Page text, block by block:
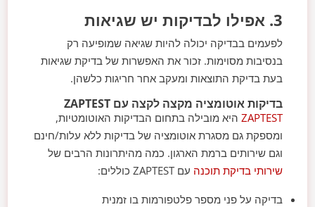
3. אפילו לבדיקות יש שגיאות
לפעמים בבדיקה יכולה להיות שגיאה שמופיעה רק
בנסיבות מסוימות. זכור את האפשרות של בדיקת שגיאות
בעת בדיקת התוצאות ומעקב אחר חריגות כלשהן.
בדיקות אוטומציה מקצה לקצה עם ZAPTEST
ZAPTEST היא מובילה בתחום הבדיקות האוטומטיות,
ומספקת גם מסגרת אוטומציה של בדיקות ללא עלות/חינם
וגם שירותים ברמת הארגון. כמה מהיתרונות הרבים של
שירותי בדיקת תוכנה עם ZAPTEST כוללים:
בדיקה על פני מספר פלטפורמות בו זמנית